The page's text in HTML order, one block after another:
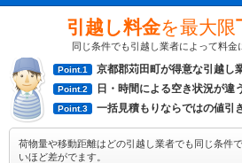
引越し料金を最大限
同じ条件でも引越し業者によって料金
Point.1 京都郡苅田町が得意な引越し
Point.2 日・時間による空き状況が違
Point.3 一括見積もりならではの値引
荷物量や移動距離はどの引越し業者でも同じ条件
いほど差がでます。